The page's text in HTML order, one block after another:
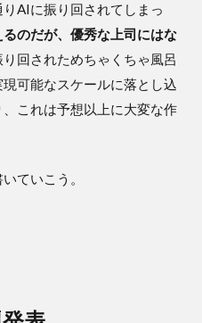
AIに振り回されてしまっ
のだが、優秀な上司にはな
回されためちゃくちゃ風呂
可能なスケールに落とし込
これは予想以上に大変な作
ていこう。